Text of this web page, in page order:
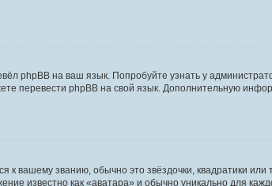
phpBB на ваш язык. Попробуйте узнать у
перевести phpBB на свой язык. Дополнительную
вашему званию, обычно это звёздочки, квадратики или
известно как «аватара» и обычно уникально для